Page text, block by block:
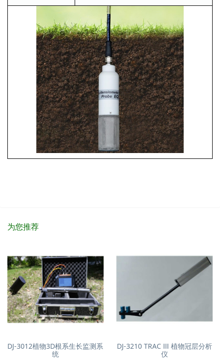
为您推荐
DJ-3012植物3D根系生长监测系
统
DJ-3210 TRAC Ⅲ 植物冠层分析
仪